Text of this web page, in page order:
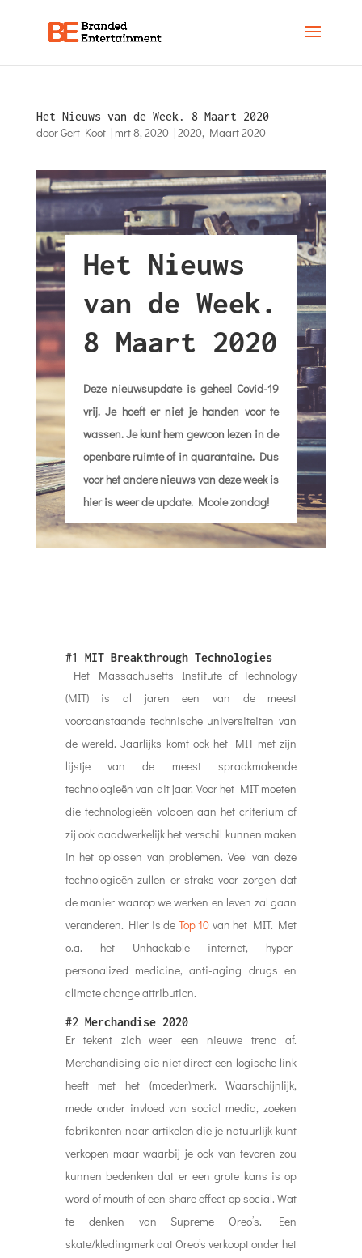
Het Nieuws van de Week. 8 Maart 2020
doorGert Koot| mrt 8, 2020 |2020, Maart 2020
Het Nieuws
van de Week.
8 Maart 2020
Deze nieuwsupdate is geheel Covid-19
vrij. Je hoeft er niet je handen voor te
wassen. Je kunt hem gewoon lezen in de
openbare ruimte of in quarantaine. Dus
voor het andere nieuws van deze week is
hier is weer de update. Mooie zondag!
#1 MIT Breakthrough Technologies
Het Massachusetts Institute of Technology
(MIT) is al jaren een van de meest
vooraanstaande technische universiteiten van
de wereld. Jaarlijks komt ook het MIT met zijn
lijstje van de meest spraakmakende
technologieën van dit jaar. Voor het MIT moeten
die technologieën voldoen aan het criterium of
zij ook daadwerkelijk het verschil kunnen maken
in het oplossen van problemen. Veel van deze
technologieën zullen er straks voor zorgen dat
de manier waarop we werken en leven zal gaan
veranderen. Hier is de Top 10 van het MIT. Met
o.a. het Unhackable internet, hyper-
personalized medicine, anti-aging drugs en
climate change attribution.
#2 Merchandise 2020
Er tekent zich weer een nieuwe trend af.
Merchandising die niet direct een logische link
heeft met het (moeder)merk. Waarschijnlijk,
mede onder invloed van social media, zoeken
fabrikanten naar artikelen die je natuurlijk kunt
verkopen maar waarbij je ook van tevoren zou
kunnen bedenken dat er een grote kans is op
word of mouth of een share effect op social. Wat
te denken van Supreme Oreo’s. Een
skate/kledingmerk dat Oreo’s verkoopt onder het